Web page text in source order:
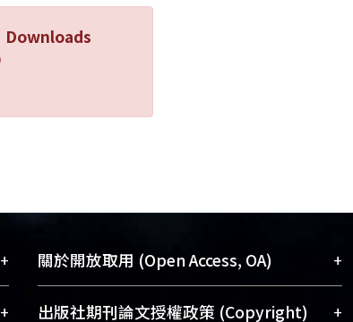
Downloads
+
+
關於開放取用 (Open Access, OA) +
開放取用是從使用者角度提升資訊取用性
出版社期刊論文授權政策 (Copyright) +